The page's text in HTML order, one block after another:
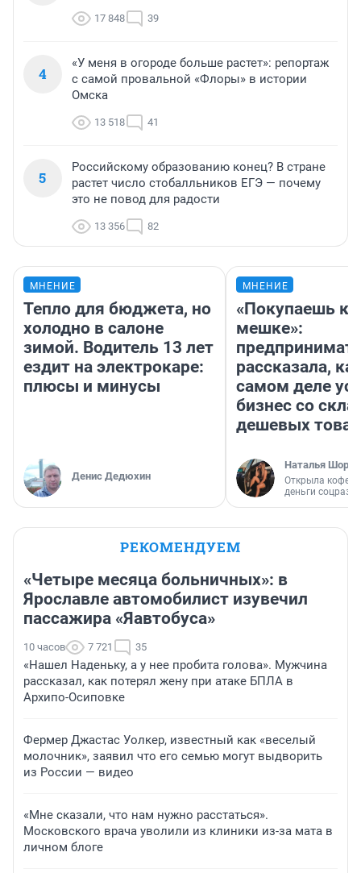
17 848 39
4
«У меня в огороде больше растет»: репортаж
с самой провальной «Флоры» в истории
Омска
13 518 41
5
Российскому образованию конец? В стране
растет число стобалльников ЕГЭ — почему
это не повод для радости
13 356 82
МНЕНИЕ
Тепло для бюджета, но
холодно в салоне
зимой. Водитель 13 лет
ездит на электрокаре:
плюсы и минусы
Денис Дедюхин
МНЕНИЕ
«Покупаешь
мешке»:
рассказала,
самом деле
бизнес со
дешевых
Наталья
Открыла
деньги
РЕКОМЕНДУЕМ
«Четыре месяца больничных»: в
Ярославле автомобилист изувечил
пассажира «Яавтобуса»
10 часов 7 721 35
«Нашел Наденьку, а у нее пробита голова». Мужчина
рассказал, как потерял жену при атаке БПЛА в
Архипо-Осиповке
Фермер Джастас Уолкер, известный как «веселый
молочник», заявил что его семью могут выдворить
из России — видео
«Мне сказали, что нам нужно расстаться».
Московского врача уволили из клиники из-за мата в
личном блоге